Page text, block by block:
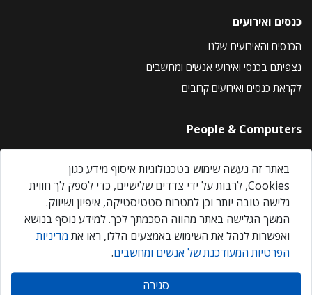
כנסים ואירועים
הכנסים והאירועים שלנו
נצפיתם בכנסי ואירועי אנשים ומחשבים
לקראת כנסים ואירועים קרובים
People & Computers
About Us
Privacy Policy
Contact Us
Our Events
אנשים ומחשבים © 2026 – כל הזכויות שמורות
באתר זה נעשה שימוש בטכנולוגיות איסוף מידע כגון
Cookies, לרבות על ידי צדדים שלישיים, כדי לספק לך חווית
גלישה טובה יותר וכן למטרות סטטיסטיקה, איפיון ושיווק.
המשך הגלישה באתר מהווה הסכמתך לכך. למידע נוסף בנושא
ואפשרות לנהל את השימוש באמצעים הללו, ראו את מדיניות
הפרטיות המעודכנת של אנשים ומחשבים.
סגירה